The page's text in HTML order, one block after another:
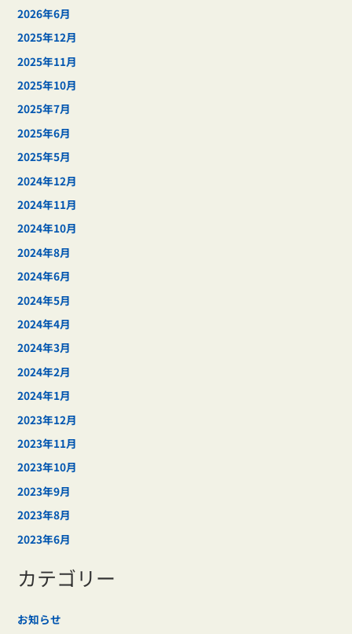
2026年6月
2025年12月
2025年11月
2025年10月
2025年7月
2025年6月
2025年5月
2024年12月
2024年11月
2024年10月
2024年8月
2024年6月
2024年5月
2024年4月
2024年3月
2024年2月
2024年1月
2023年12月
2023年11月
2023年10月
2023年9月
2023年8月
2023年6月
カテゴリー
お知らせ